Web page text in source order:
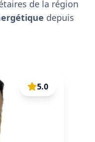
de la région
depuis
5.0